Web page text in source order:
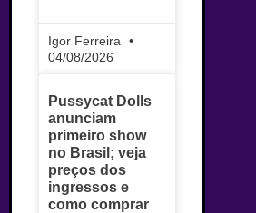
Igor Ferreira
04/08/2026
Pussycat Dolls
anunciam
primeiro show
no Brasil; veja
preços dos
ingressos e
como comprar